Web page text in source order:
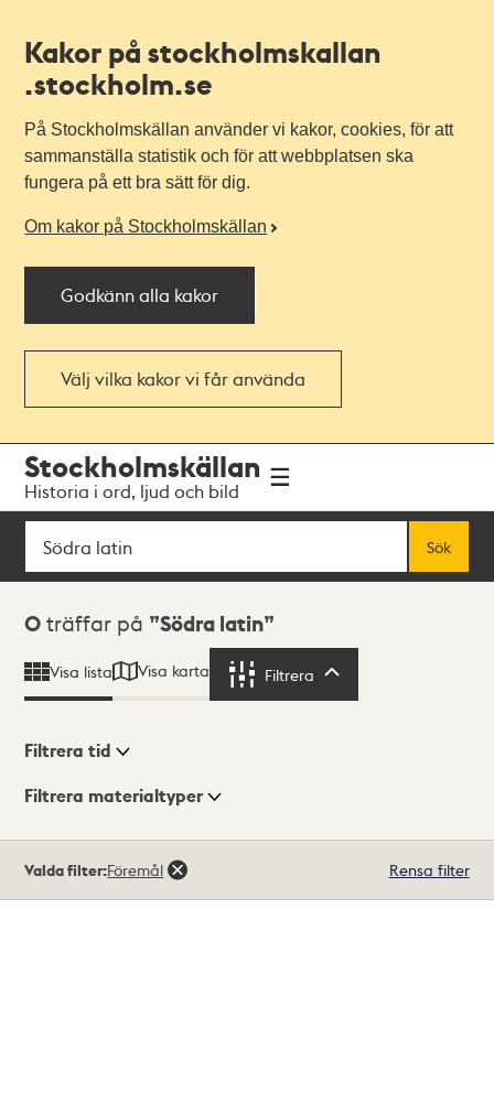
Kakor på stockholmskallan
.stockholm.se
På Stockholmskällan använder vi kakor, cookies, för att
sammanställa statistik och för att webbplatsen ska
fungera på ett bra sätt för dig.
Om kakor på Stockholmskällan
Godkänn alla kakor
Välj vilka kakor vi får använda
navigationen
huvudinnehållet
Stockholmskällan
Historia i ord, ljud och bild
Sök
Sök
Sökresultat
0 träffar på Södra latin
Visa lista Visa karta Filtrera
Visningsläge
Filtrera tid
Filtrera materialtyper
träffar
Valda filter:Föremål Rensa filter